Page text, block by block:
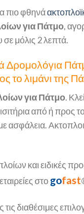
πιο φθηνά
για Πάτμο,
μόλις 2 λεπτά.
Δρομολόγια
το λιμάνι της
για Πάτμο.
από ή προς
ασφάλεια.
και ειδικές
στοgofast
τις διαθέσιμες